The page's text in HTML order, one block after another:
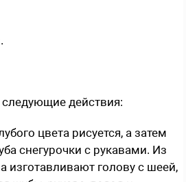
действия:
цвета рисуется, а затем
снегурочки с рукавами. Из
изготавливают голову с шеей,